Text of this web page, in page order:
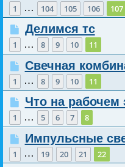
1 … 104 105 106 107
Делимся тс
1 … 8 9 10 11
Свечная
1 … 8 9 10 11
Что на рабочем
1 … 5 6 7 8
Импульсные
1 … 19 20 21 22